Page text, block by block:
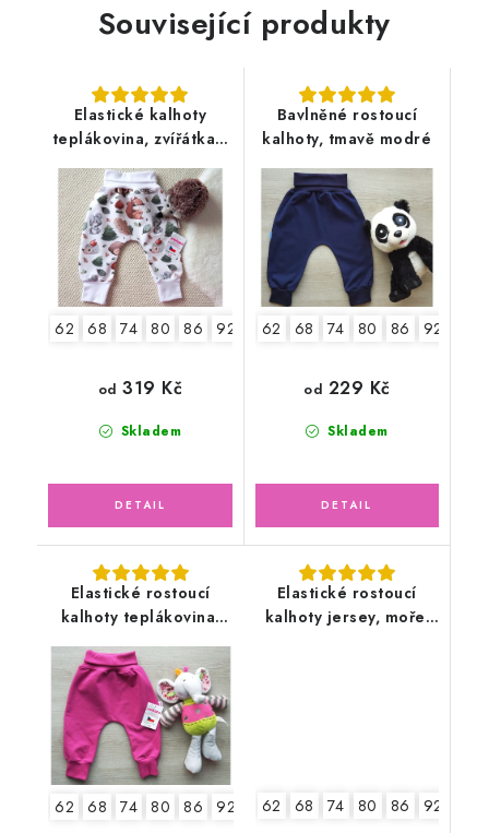
Související produkty
Elastické kalhoty
teplákovina, zvířátka v
lese
62 68 74 80 86 92
Skladem
od 319 Kč
Bavlněné rostoucí
kalhoty, tmavě modré
62 68 74 80 86 92
Skladem
od 229 Kč
Elastické rostoucí
kalhoty teplákovina,
62 68 74 80 86 92 98 104
Elastické rostoucí
kalhoty jersey, moře,
62 68 74 80 86 92